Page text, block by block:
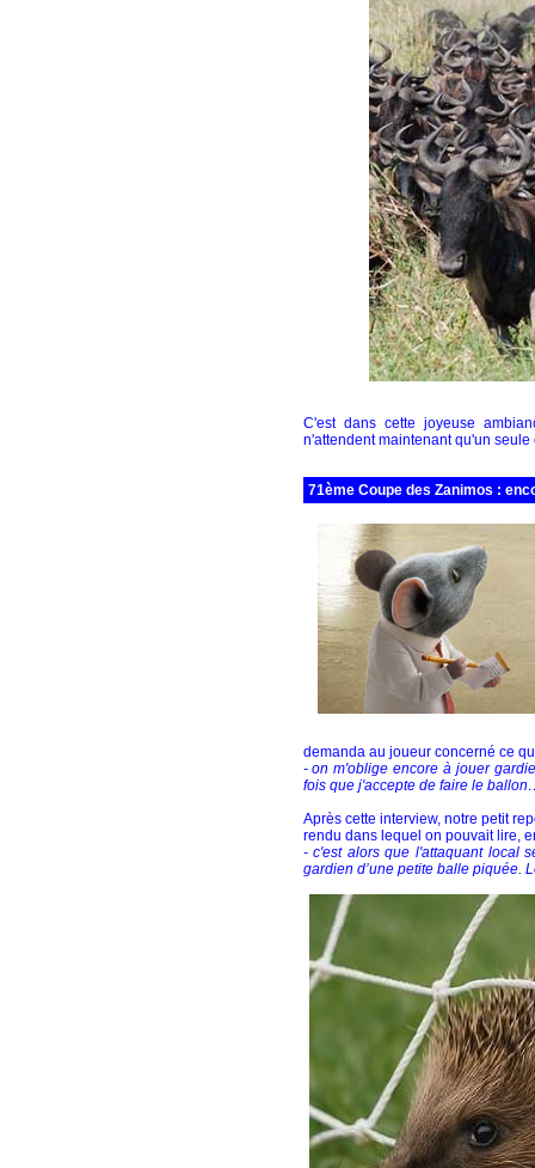
C'est dans cette joyeuse
n'attendent maintenant qu'un
71ème Coupe des Zanimos :
demanda au joueur concerné ce
- on m'oblige encore à jouer
fois que j'accepte de faire le
Après cette interview, notre petit
rendu dans lequel on pouvait lire,
- c'est alors que l'attaquant local
gardien d’une petite balle piquée.